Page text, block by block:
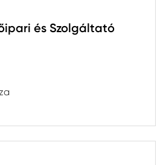
és Szolgáltató